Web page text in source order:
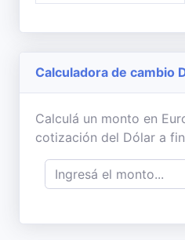
Calculadora de cambio
Calculá un monto en
cotización del Dólar a